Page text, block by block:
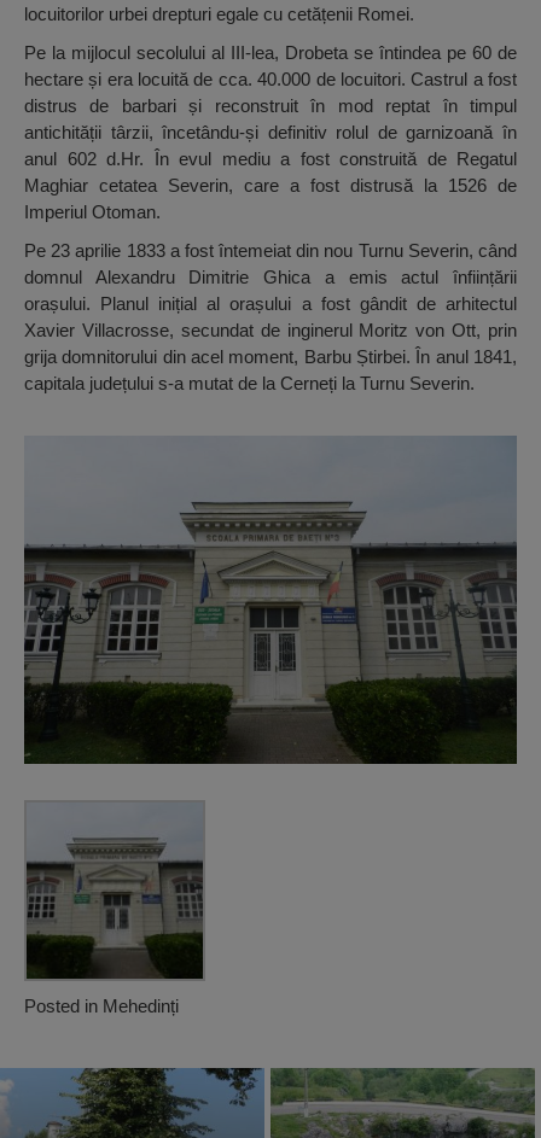
locuitorilor urbei drepturi egale cu cetățenii Romei.
Pe la mijlocul secolului al III-lea, Drobeta se întindea pe 60 de
hectare și era locuită de cca. 40.000 de locuitori. Castrul a fost
distrus de barbari și reconstruit în mod reptat în timpul
antichității târzii, încetându-și definitiv rolul de garnizoană în
anul 602 d.Hr. În evul mediu a fost construită de Regatul
Maghiar cetatea Severin, care a fost distrusă la 1526 de
Imperiul Otoman.
Pe 23 aprilie 1833 a fost întemeiat din nou Turnu Severin, când
domnul Alexandru Dimitrie Ghica a emis actul înființării
orașului. Planul inițial al orașului a fost gândit de arhitectul
Xavier Villacrosse, secundat de inginerul Moritz von Ott, prin
grija domnitorului din acel moment, Barbu Știrbei. În anul 1841,
capitala județului s-a mutat de la Cerneți la Turnu Severin.
Posted in Mehedinți